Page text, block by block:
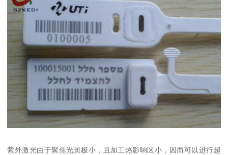
紫外激光由于聚焦光斑极小，且加工热影响区小，因而可以进行超